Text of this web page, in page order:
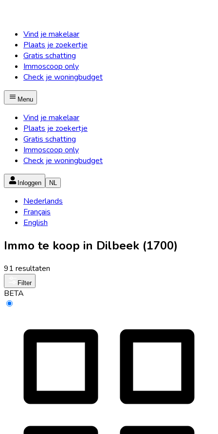
Vind je makelaar
Plaats je zoekertje
Gratis schatting
Immoscoop only
Check je woningbudget
Menu
Vind je makelaar
Plaats je zoekertje
Gratis schatting
Immoscoop only
Check je woningbudget
Inloggen NL
Nederlands
Français
English
Immo te koop in Dilbeek (1700)
91 resultaten
Filter
BETA